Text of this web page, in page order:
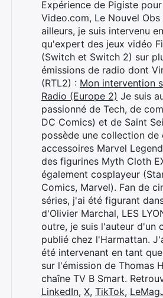
Expérience de Pigiste
Video.com, Le Nouvel Obs
ailleurs, je suis intervenu
qu'expert des jeux vidéo
(Switch et Switch 2) sur
émissions de radio dont
(RTL2) : Mon intervention
Radio (Europe 2) Je suis
passionné de Tech, de
DC Comics) et de Saint
possède une collection de
accessoires Marvel
des figurines Myth Cloth
également cosplayeur
Comics, Marvel). Fan de
séries, j'ai été figurant
d'Olivier Marchal, LES
outre, je suis l'auteur d'un
publié chez l'Harmattan.
été intervenant en tant
sur l'émission de Thomas
chaîne TV B Smart.
LinkedIn, X, TikTok,